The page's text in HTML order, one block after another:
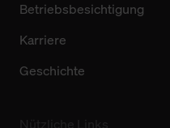
Betriebsbesichtigung
Karriere
Geschichte